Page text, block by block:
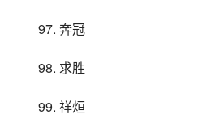
97. 奔冠
98. 求胜
99. 祥烜